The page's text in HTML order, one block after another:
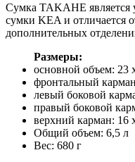
Сумка TAKAHE является
сумки KEA и отличается
дополнительных
Размеры:
основной объем: 23
фронтальный
левый боковой
правый боковой
верхний карман: 16
Общий объем: 6,5 л
Вес: 680 г